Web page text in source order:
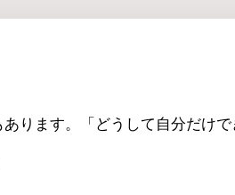
ります。「どうして自分だけ